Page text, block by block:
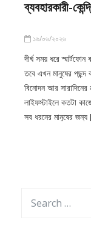
ব্যবহারকারী-
১৬/০৬/২০২৬
দীর্ঘ সময় ধরে
তবে এখন মানুষের
বিনোদন আর সারাদিনের
লাইফস্টাইলে কতটা
সব ধরনের মানুষের